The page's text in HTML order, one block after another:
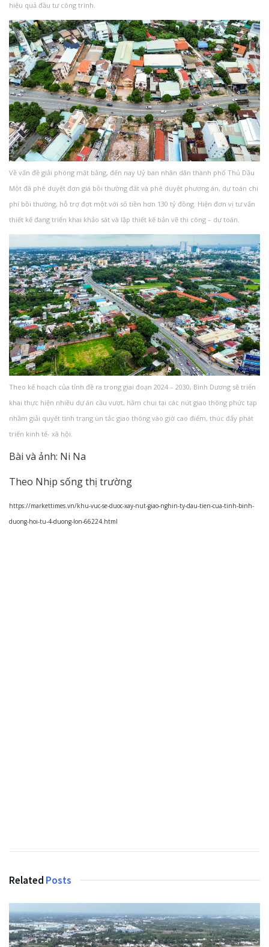
hiệu quả đầu tư công trình.
Về vấn đề giải phóng mặt bằng, đến nay Uỷ ban nhân dân thành phố Thủ Dầu
Một đã phê duyệt đơn giá bồi thường đất và phê duyệt phương án, dự toán chi
phí bồi thường, hỗ trợ đợt một với số tiền hơn 130 tỷ đồng. Hiện đơn vị tư vấn
thiết kế đang triển khai khảo sát và lập thiết kế bản vẽ thi công – dự toán.
Theo kế hoạch của tỉnh đề ra trong giai đoạn 2024 – 2030, Bình Dương sẽ triển
khai thực hiện nhiều dự án cầu vượt, hầm chui tại các nút giao thông phức tạp
nhằm giải quyết tình trạng ùn tắc giao thông vào giờ cao điểm, thúc đẩy phát
triển kinh tế- xã hội.
Bài và ảnh: Ni Na
Theo Nhịp sống thị trường
https://markettimes.vn/khu-vuc-se-duoc-xay-nut-giao-nghin-ty-dau-tien-cua-tinh-binh-
duong-hoi-tu-4-duong-lon-66224.html
Related Posts